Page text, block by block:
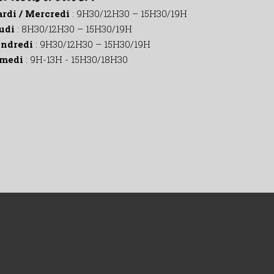
/ Mercredi : 9H30/12H30 – 15H30/19H
: 8H30/12H30 – 15H30/19H
: 9H30/12H30 – 15H30/19H
: 9H-13H - 15H30/18H30